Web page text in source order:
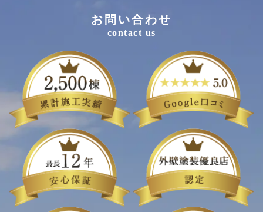
お問い合わせ
contact us